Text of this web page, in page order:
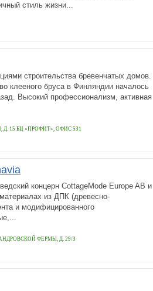
стиль жизни...
строительства бревенчатых домов.
клееного бруса в Финляндии началось
Высокий профессионализм, активная
Д. 15 БЦ «ПРОФИТ», ОФИС 531
концерн CottageMode Europe AB и
из ДПК (древесно-
и модифицированного
ФЕРМЫ, Д. 29/3